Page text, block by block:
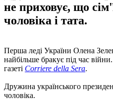
не приховує, що
чоловіка і тата.
Перша леді України Олена
найбільше бракує під час
газеті Corriere della Sera.
Дружина українського
чоловіка.